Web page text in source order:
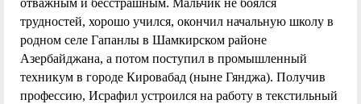
отважным и бесстрашным. Мальчик не боялся
трудностей, хорошо учился, окончил начальную школу в
родном селе Гапанлы в Шамкирском районе
Азербайджана, а потом поступил в промышленный
техникум в городе Кировабад (ныне Гянджа). Получив
профессию, Исрафил устроился на работу в текстильный